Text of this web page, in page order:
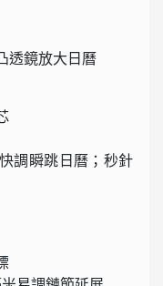
鏡放大日曆
瞬跳日曆；秒針